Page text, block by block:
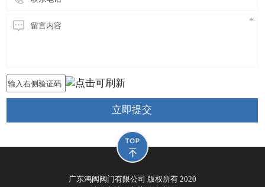
立即提交
广东鸿阀阀门有限公司 版权所有 2020